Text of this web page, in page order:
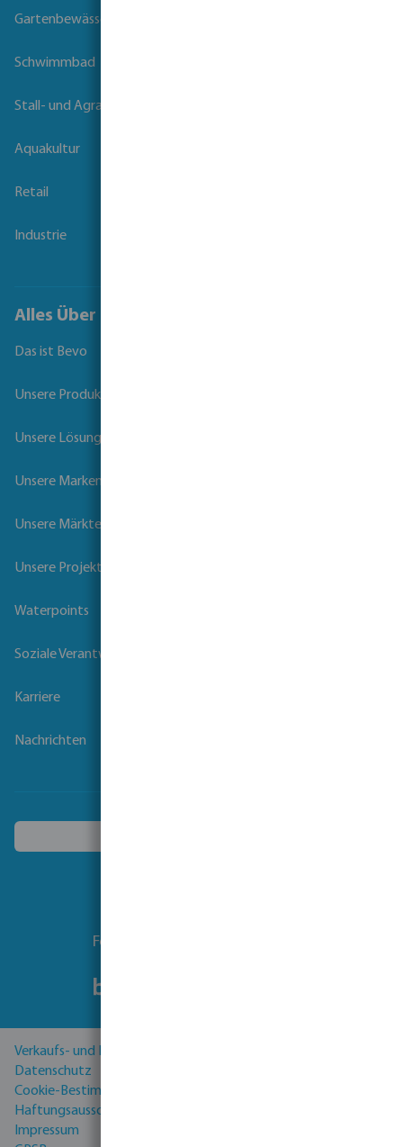
Gartenbewässerung
Schwimmbad
Stall- und Agrartechnik
Aquakultur
Retail
Industrie
Alles Über Bevo
Das ist Bevo
Unsere Produkte
Unsere Lösungen
Unsere Marken
Unsere Märkte
Unsere Projekte
Waterpoints
Soziale Verantwortung der Unternehmen
Karriere
Nachrichten
Folgen Sie uns
Verkaufs- und Lieferbedingungen
Datenschutz
Cookie-Bestimmungen
Haftungsausschluss
Impressum